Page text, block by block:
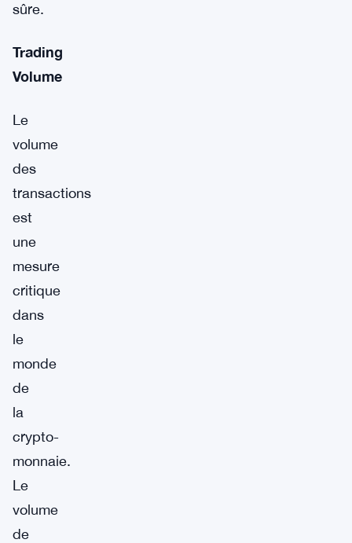
sûre.
Trading
Volume
Le
volume
des
transactions
est
une
mesure
critique
dans
le
monde
de
la
crypto-
monnaie.
Le
volume
de